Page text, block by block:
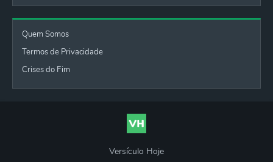
Quem Somos
Termos de Privacidade
Crises do Fim
Versículo Hoje